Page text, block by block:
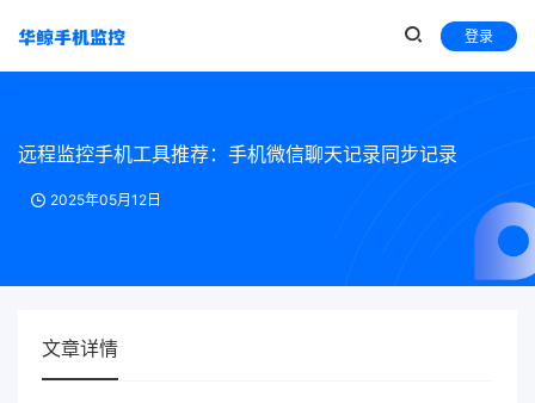
登录
远程监控手机工具推荐：手机微信聊天记录同步记录
2025年05月12日
文章详情